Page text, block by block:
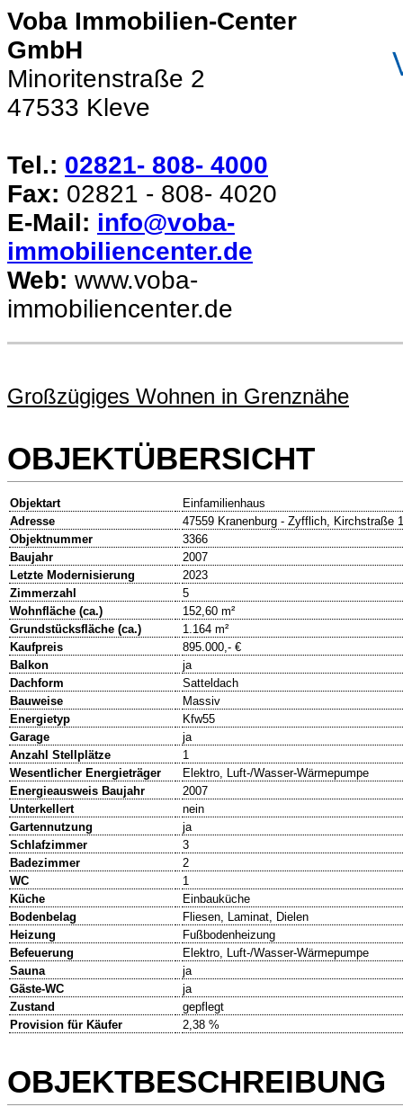
Voba Immobilien-Center
GmbH
Minoritenstraße 2
47533 Kleve
Tel.: 02821- 808- 4000
Fax: 02821 - 808- 4020
E-Mail: info@voba-
immobiliencenter.de
Web: www.voba-
immobiliencenter.de
Großzügiges Wohnen in Grenznähe
OBJEKTÜBERSICHT
Objektart
Einfamilienhaus
Adresse
47559 Kranenburg - Zyfflich, Kirchstraße
Objektnummer
3366
Baujahr
2007
Letzte Modernisierung
2023
Zimmerzahl
5
Wohnfläche (ca.)
152,60 m²
Grundstücksfläche (ca.)
1.164 m²
Kaufpreis
895.000,- €
Balkon
ja
Dachform
Satteldach
Bauweise
Massiv
Energietyp
Kfw55
Garage
ja
Anzahl Stellplätze
1
Wesentlicher Energieträger
Elektro, Luft-/Wasser-Wärmepumpe
Energieausweis Baujahr
2007
Unterkellert
nein
Gartennutzung
ja
Schlafzimmer
3
Badezimmer
2
WC
1
Küche
Einbauküche
Bodenbelag
Fliesen, Laminat, Dielen
Heizung
Fußbodenheizung
Befeuerung
Elektro, Luft-/Wasser-Wärmepumpe
Sauna
ja
Gäste-WC
ja
Zustand
gepflegt
Provision für Käufer
2,38 %
OBJEKTBESCHREIBUNG